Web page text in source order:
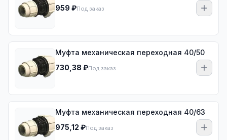
959 ₽Под заказ
Муфта механическая переходная 40/50
730,38 ₽Под заказ
Муфта механическая переходная 40/63
975,12 ₽Под заказ